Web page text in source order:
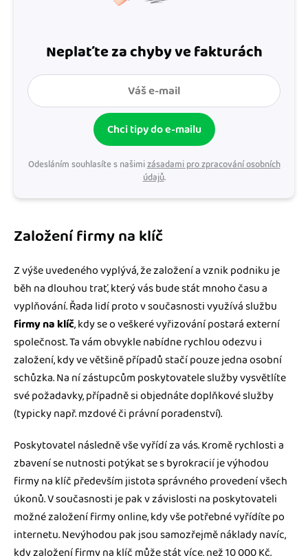
Neplaťte za chyby ve fakturách
Chci tipy do e-mailu
Odesláním souhlasíte s našimizásadami pro zpracování osobních
údajů.
Založení firmy na klíč
Z výše uvedeného vyplývá, že založení a vznik podniku je
běh na dlouhou trať, který vás bude stát mnoho času a
vyplňování. Řada lidí proto v současnosti využívá službu
firmy na klíč, kdy se o veškeré vyřizování postará externí
společnost. Ta vám obvykle nabídne rychlou odezvu i
založení, kdy ve většině případů stačí pouze jedna osobní
schůzka. Na ní zástupcům poskytovatele služby vysvětlíte
své požadavky, případně si objednáte doplňkové služby
(typicky např. mzdové či právní poradenství).
Poskytovatel následně vše vyřídí za vás. Kromě rychlosti a
zbavení se nutnosti potýkat se s byrokracií je výhodou
firmy na klíč především jistota správného provedení všech
úkonů. V současnosti je pak v závislosti na poskytovateli
možné založení firmy online, kdy vše potřebné vyřídíte po
internetu. Nevýhodou pak jsou samozřejmě náklady navíc,